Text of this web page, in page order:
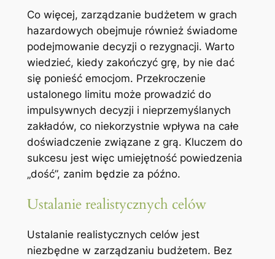
Co więcej, zarządzanie budżetem w grach
hazardowych obejmuje również świadome
podejmowanie decyzji o rezygnacji. Warto
wiedzieć, kiedy zakończyć grę, by nie dać
się ponieść emocjom. Przekroczenie
ustalonego limitu może prowadzić do
impulsywnych decyzji i nieprzemyślanych
zakładów, co niekorzystnie wpływa na całe
doświadczenie związane z grą. Kluczem do
sukcesu jest więc umiejętność powiedzenia
„dość”, zanim będzie za późno.
Ustalanie realistycznych celów
Ustalanie realistycznych celów jest
niezbędne w zarządzaniu budżetem. Bez